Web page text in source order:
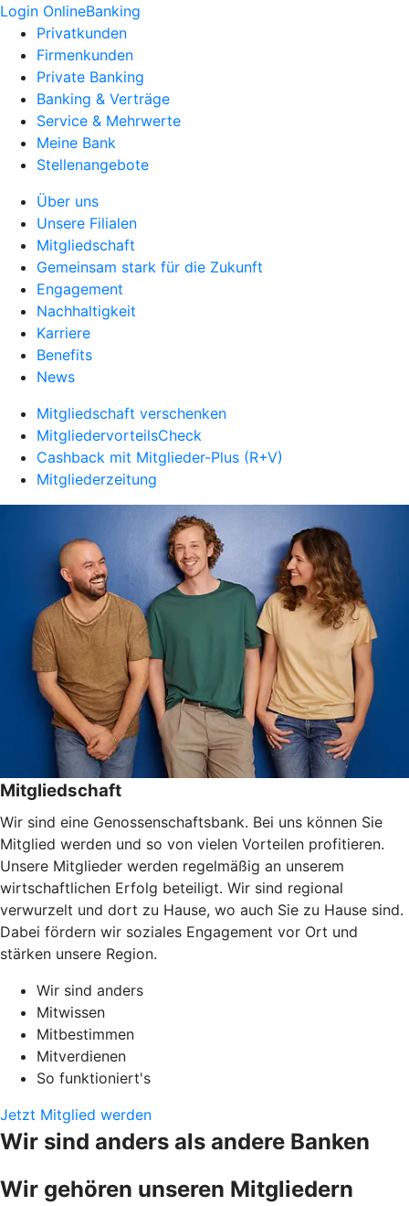
Login OnlineBanking
Privatkunden
Firmenkunden
Private Banking
Banking & Verträge
Service & Mehrwerte
Meine Bank
Stellenangebote
Über uns
Unsere Filialen
Mitgliedschaft
Gemeinsam stark für die Zukunft
Engagement
Nachhaltigkeit
Karriere
Benefits
News
Mitgliedschaft verschenken
MitgliedervorteilsCheck
Cashback mit Mitglieder-Plus (R+V)
Mitgliederzeitung
Mitgliedschaft
Wir sind eine Genossenschaftsbank. Bei uns können Sie
Mitglied werden und so von vielen Vorteilen profitieren.
Unsere Mitglieder werden regelmäßig an unserem
wirtschaftlichen Erfolg beteiligt. Wir sind regional
verwurzelt und dort zu Hause, wo auch Sie zu Hause sind.
Dabei fördern wir soziales Engagement vor Ort und
stärken unsere Region.
Wir sind anders
Mitwissen
Mitbestimmen
Mitverdienen
So funktioniert's
Jetzt Mitglied werden
Wir sind anders als andere Banken
Wir gehören unseren Mitgliedern